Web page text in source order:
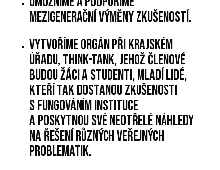
mezigenerační výměny zkušeností.
Vytvoříme orgán při krajském
úřadu, think-tank, jehož členové
budou žáci a studenti, mladí lidé,
kteří tak dostanou zkušenosti
s fungováním instituce
a poskytnou své neotřelé náhledy
na řešení různých veřejných
problematik.